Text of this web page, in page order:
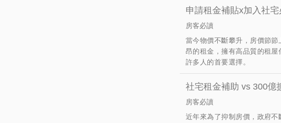
申請租金補貼x加入社
房客必讀
當今物價不斷攀升，房價節
昂的租金，擁有高品質的租
許多人的首要選擇。
社宅租金補助 vs 300億
房客必讀
近年來為了抑制房價，政府